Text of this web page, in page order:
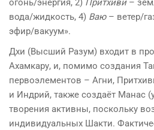
огонь/энергия, 2) Притхиви–
вода/жидкость, 4) Ваю– ветер/
эфир/вакуум».
Дхи (Высший Разум) входит в
Ахамкару, и, помимо создания
первоэлементов – Агни,
и Индрий, также создаёт Манас
творения активны, поскольку
индивидуальных Шакти.